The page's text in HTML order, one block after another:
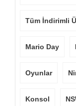
Tüm İndirimli
Mario Day
Oyunlar
Konsol